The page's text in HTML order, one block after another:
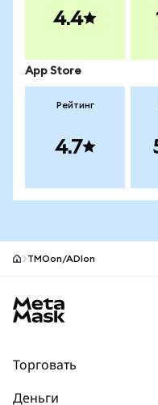
4.4
App Store
Рейтинг
4.7
TMOon/ADIon
Торговать
Деньги